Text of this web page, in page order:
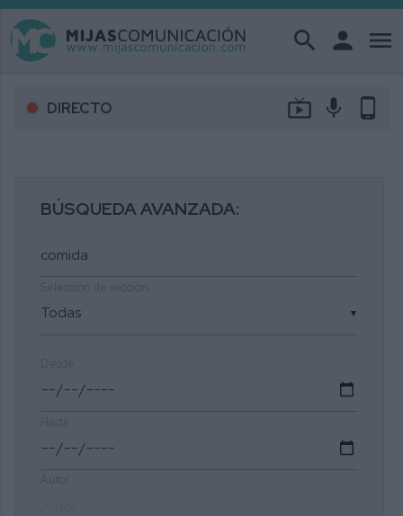
search person menu
DIRECTO live_tv mic phone_android
BÚSQUEDA AVANZADA:
▼